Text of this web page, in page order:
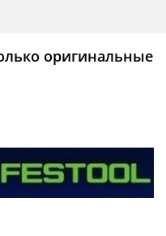
оригинальные